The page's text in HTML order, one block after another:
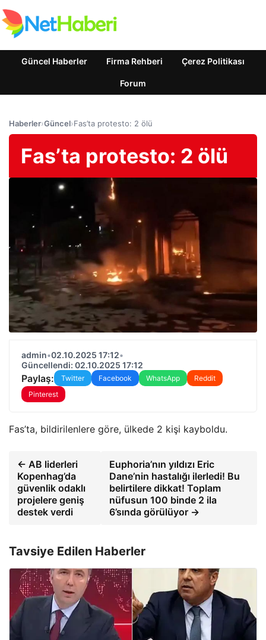
Güncel Haberler Firma Rehberi Çerez Politikası
Forum
Haberler›Güncel›Fas’ta protesto: 2 ölü
Fas’ta protesto: 2 ölü
admin•02.10.2025 17:12•
Güncellendi: 02.10.2025 17:12
Paylaş: Twitter Facebook WhatsApp
Reddit
Pinterest
Fas’ta, bildirilenlere göre, ülkede 2 kişi kayboldu.
← AB liderleri
Kopenhag’da
güvenlik odaklı
projelere geniş
destek verdi
Euphoria’nın yıldızı Eric
Dane’nin hastalığı ilerledi! Bu
belirtilere dikkat! Toplam
nüfusun 100 binde 2 ila
6’sında görülüyor →
Tavsiye Edilen Haberler